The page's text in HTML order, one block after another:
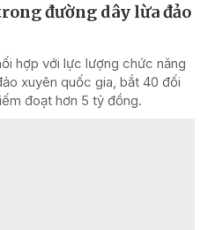
đường dây lừa đảo
hợp với lực lượng chức năng
xuyên quốc gia, bắt 40 đối
đoạt hơn 5 tỷ đồng.